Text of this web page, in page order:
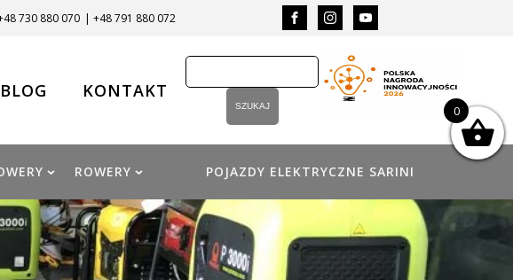
730 880 070 | +48 791 880 072
BLOG KONTAKT
ROWERY POJAZDY ELEKTRYCZNE SARINI
0